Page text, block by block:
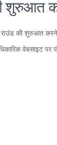
की शुरुआत
की शुरुआत करने
वेबसाइट